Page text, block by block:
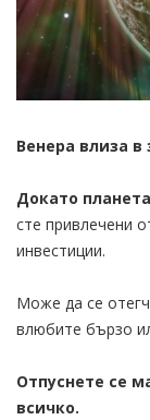
Венера влиза в
Докато
сте привлечени
инвестиции.
Може да се
влюбите бързо
Отпуснете се
всичко.